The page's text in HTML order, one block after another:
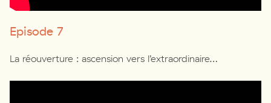
Episode 7
La réouverture : ascension vers l’extraordinaire…